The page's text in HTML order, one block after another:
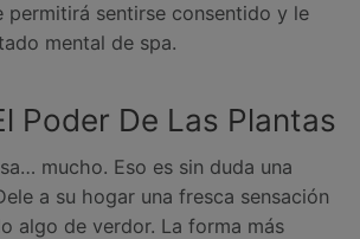
permitirá sentirse consentido y le
mental de spa.
Poder De Las Plantas
mucho. Eso es sin duda una
a su hogar una fresca sensación
algo de verdor. La forma más